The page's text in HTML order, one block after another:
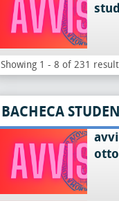
Showing 1 - 8 of 231
BACHECA